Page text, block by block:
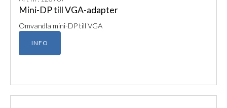
Mini-DP till VGA-adapter
Omvandla mini-DP till VGA
INFO